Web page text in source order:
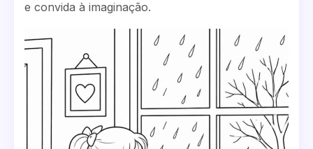
e convida à imaginação.